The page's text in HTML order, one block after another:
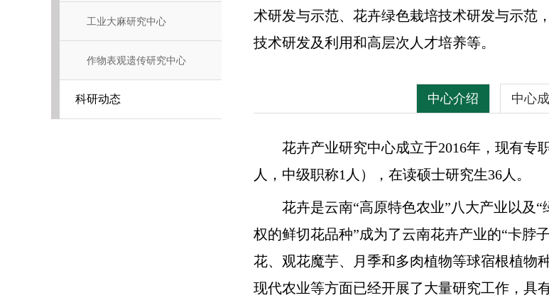
工业大麻研究中心
作物表观遗传研究中心
科研动态
术研发与示范、花卉绿色栽培技术研发与示范
技术研发及利用和高层次人才培养等。
中心介绍 中心
花卉产业研究中心成立于2016年，现有专
人，中级职称1 人），在读硕士研究生36人。
花卉是云南“高原特色农业”八大产业以及 “
权的鲜切花品种”成为了云南花卉产业的“卡脖子
花、观花魔芋、月季和多肉植物等球宿根植物
现代农业等方面已经开展了大量研究工作，具
吴学尉 李永萍
1、团队先后在Horticulture Research，
Genomics, Mol Breeding, PLoS ONE, Euphytica
篇；出版专著（教材）8部。
2、培育了62个球宿根植物新品种，包括‘云
芋2号’，‘耿芋1号’，‘临芋1号’等魔芋植物；‘蓝色
在校生：
李文涵，张惠敏，魏怡，孙爱青，赵青青
周静，田震，沈寿天，罗启旺，刘诗云，杨
怡，谭仲恺，周海燕
已毕业学生：